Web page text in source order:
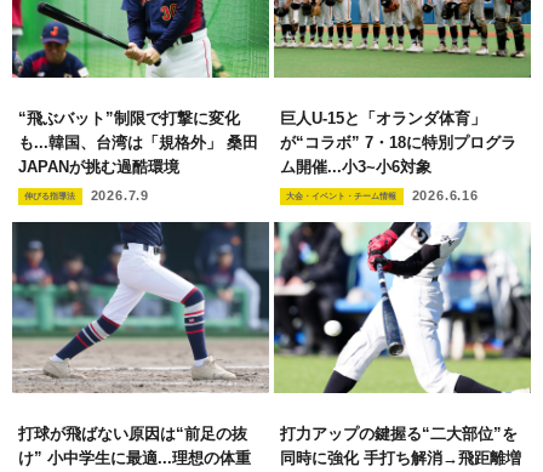
“飛ぶバット”制限で打撃に変化
も...韓国、台湾は「規格外」 桑田
JAPANが挑む過酷環境
伸びる指導法 2026.7.9
巨人U-15と「オランダ体育」
が“コラボ” 7・18に特別プログラ
ム開催...小3~小6対象
大会・イベント・チーム情報 2026.6.16
打球が飛ばない原因は“前足の抜
け” 小中学生に最適...理想の体重
打力アップの鍵握る“二大部位”を
同時に強化 手打ち解消→飛距離増